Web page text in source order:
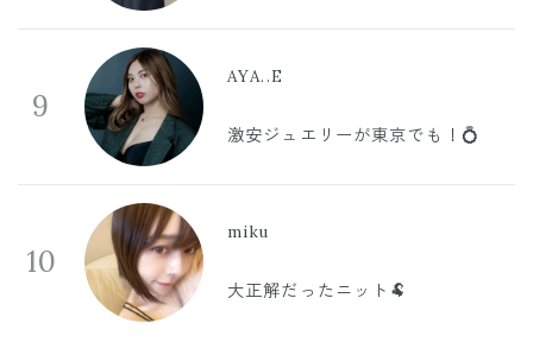
9
AYA..E
激安ジュエリーが東京でも！💍
10
miku
大正解だったニット🐏